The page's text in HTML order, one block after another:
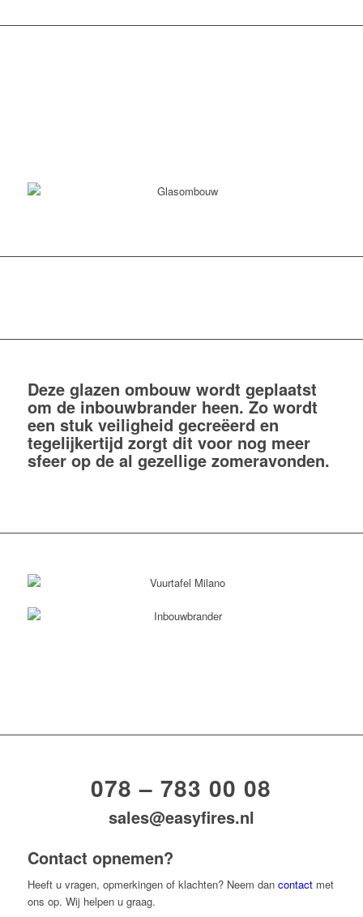
Deze glazen ombouw wordt geplaatst
om de inbouwbrander heen. Zo wordt
een stuk veiligheid gecreëerd en
tegelijkertijd zorgt dit voor nog meer
sfeer op de al gezellige zomeravonden.
078 – 783 00 08
sales@easyfires.nl
Contact opnemen?
Heeft u vragen, opmerkingen of klachten? Neem dan contactmet
ons op. Wij helpen u graag.